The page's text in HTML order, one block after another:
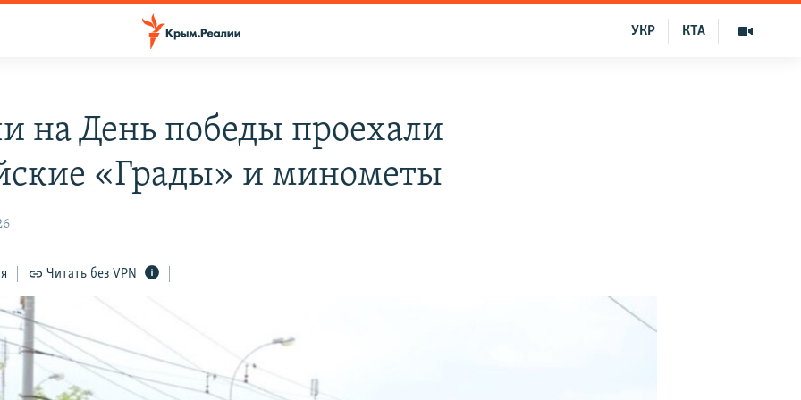
КТА
УКР
на День победы проехали
«Грады» и минометы
Читать без VPN